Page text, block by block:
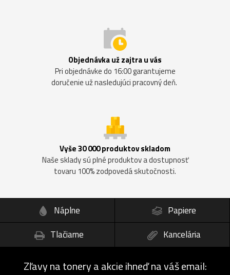
Objednávka už zajtra u vás
Pri objednávke do 16:00 garantujeme
doručenie už nasledujúci pracovný deň.
Vyše 30 000 produktov skladom
Naše sklady sú plné produktov a dostupnosť
tovaru 100% zodpovedá skutočnosti.
Náplne
Papiere
Tlačiarne
Kancelária
Zľavy na tonery a akcie ihneď na váš email: